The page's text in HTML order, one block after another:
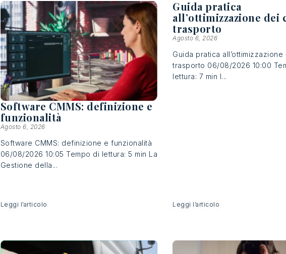
Software CMMS: definizione e
funzionalità
Agosto 6, 2026
Software CMMS: definizione e funzionalità
06/08/2026 10:05 Tempo di lettura: 5 min La
Gestione della...
Leggi l’articolo
Guida pratica
all’ottimizzazione dei
trasporto
Agosto 6, 2026
Guida pratica
trasporto 06/08/2026 10:00
lettura: 7 min I...
Leggi l’articolo